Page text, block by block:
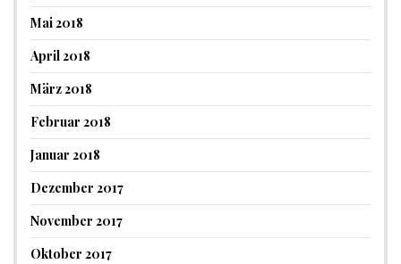
Mai 2018
April 2018
März 2018
Februar 2018
Januar 2018
Dezember 2017
November 2017
Oktober 2017